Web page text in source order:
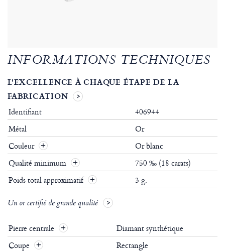
INFORMATIONS TECHNIQUES
L'EXCELLENCE À CHAQUE ÉTAPE DE LA
FABRICATION
Identifiant
406944
Métal
Or
Couleur
Or blanc
Qualité minimum
750 ‰ (18 carats)
Poids total approximatif
3 g.
Un or certifié de grande qualité
Pierre centrale
Diamant synthétique
Coupe
Rectangle